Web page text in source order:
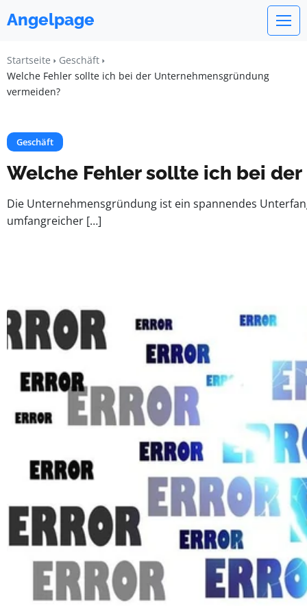
Angelpage
Startseite
Geschäft
Welche Fehler sollte ich bei der Unternehmensgründung
vermeiden?
Geschäft
Welche Fehler sollte ich bei
Die Unternehmensgründung ist ein spannendes
umfangreicher […]